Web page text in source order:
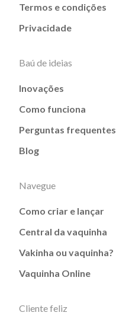
Termos e condições
Privacidade
Baú de ideias
Inovações
Como funciona
Perguntas frequentes
Blog
Navegue
Como criar e lançar
Central da vaquinha
Vakinha ou vaquinha?
Vaquinha Online
Cliente feliz